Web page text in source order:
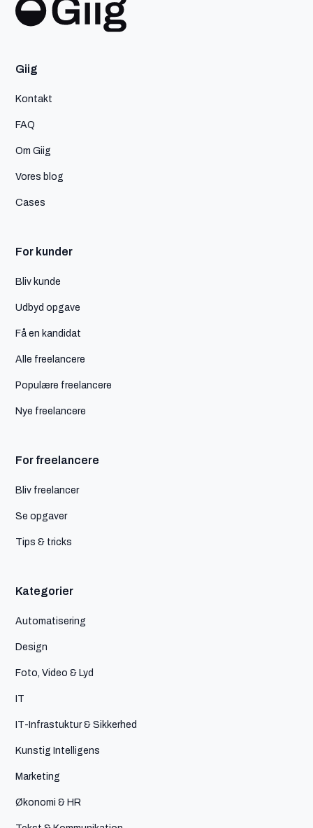
Giig
Kontakt
FAQ
Om Giig
Vores blog
Cases
For kunder
Bliv kunde
Udbyd opgave
Få en kandidat
Alle freelancere
Populære freelancere
Nye freelancere
For freelancere
Bliv freelancer
Se opgaver
Tips & tricks
Kategorier
Automatisering
Design
Foto, Video & Lyd
IT
IT-Infrastuktur & Sikkerhed
Kunstig Intelligens
Marketing
Økonomi & HR